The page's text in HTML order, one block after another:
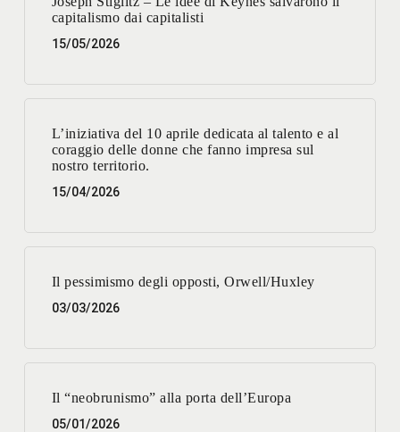
capitalismo dai capitalisti
15/05/2026
L’iniziativa del 10 aprile dedicata al talento e al
coraggio delle donne che fanno impresa sul
nostro territorio.
15/04/2026
Il pessimismo degli opposti, Orwell/Huxley
03/03/2026
Il “neobrunismo” alla porta dell’Europa
05/01/2026